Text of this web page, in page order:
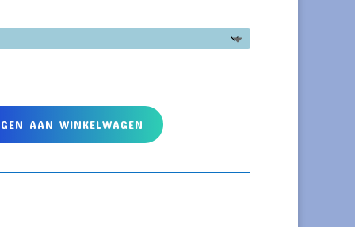
AAN WINKELWAGEN